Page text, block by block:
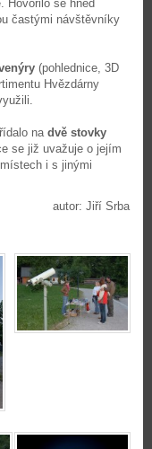
Hovořilo se hned
častými návštěvníky
(pohlednice, 3D
Hvězdárny
na dvě stovky
se již uvažuje o jejím
i s jinými
autor: Jiří Srba